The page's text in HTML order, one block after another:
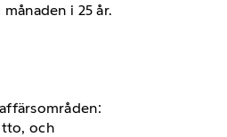
i 25 år.
och